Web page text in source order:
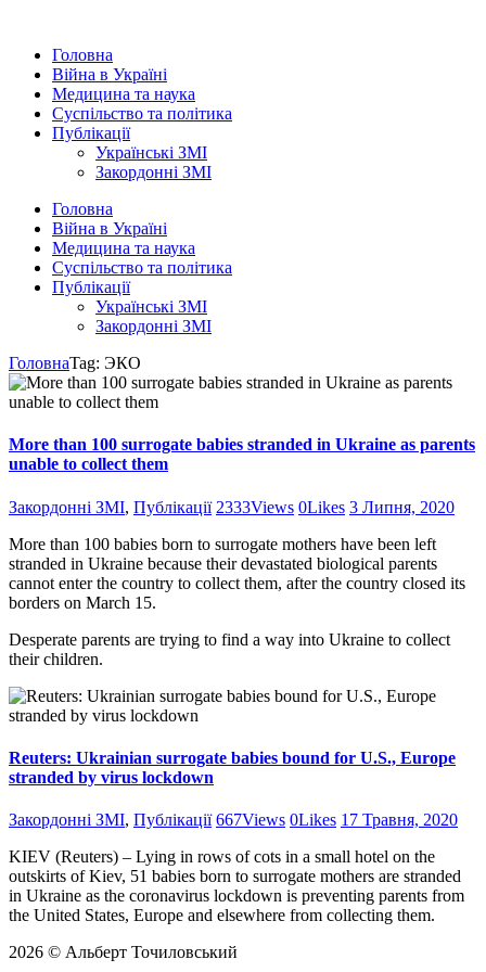
Головна
Війна в Україні
Медицина та наука
Суспільство та політика
Публікації
Українські ЗМІ
Закордонні ЗМІ
Головна
Війна в Україні
Медицина та наука
Суспільство та політика
Публікації
Українські ЗМІ
Закордонні ЗМІ
ГоловнаTag: ЭКО
More than 100 surrogate babies stranded in Ukraine as parents
unable to collect them
Закордонні ЗМІ, Публікації 2333Views 0Likes 3 Липня, 2020
More than 100 babies born to surrogate mothers have been left
stranded in Ukraine because their devastated biological parents
cannot enter the country to collect them, after the country closed its
borders on March 15.
Desperate parents are trying to find a way into Ukraine to collect
their children.
Reuters: Ukrainian surrogate babies bound for U.S., Europe
stranded by virus lockdown
Закордонні ЗМІ, Публікації 667Views 0Likes 17 Травня, 2020
KIEV (Reuters) – Lying in rows of cots in a small hotel on the
outskirts of Kiev, 51 babies born to surrogate mothers are stranded
in Ukraine as the coronavirus lockdown is preventing parents from
the United States, Europe and elsewhere from collecting them.
2026 © Альберт Точиловський